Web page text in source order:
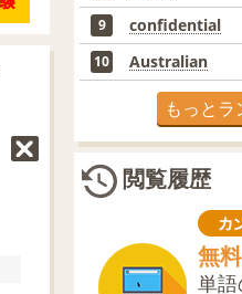
9 confidential
10 Australian
もっと
閲覧履歴
無
単